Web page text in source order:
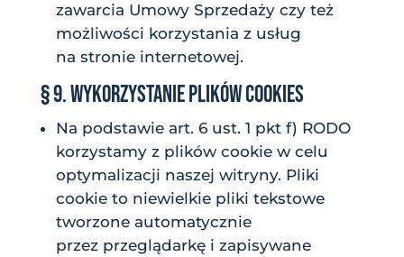
zawarcia Umowy Sprzedaży czy też
możliwości korzystania z usług
na stronie internetowej.
§ 9. WYKORZYSTANIE PLIKÓW COOKIES
Na podstawie art. 6 ust. 1 pkt f) RODO
korzystamy z plików cookie w celu
optymalizacji naszej witryny. Pliki
cookie to niewielkie pliki tekstowe
tworzone automatycznie
przez przeglądarkę i zapisywane